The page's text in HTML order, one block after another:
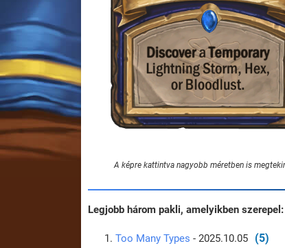
A képre kattintva nagyobb méretben is
Legjobb három pakli, amelyikben szerepel:
Too Many Types - 2025.10.05 (5)